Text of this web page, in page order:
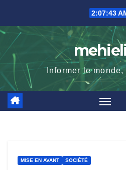
content
2:07:44
Informer le
MISE EN AVANT SOCIÉTÉ